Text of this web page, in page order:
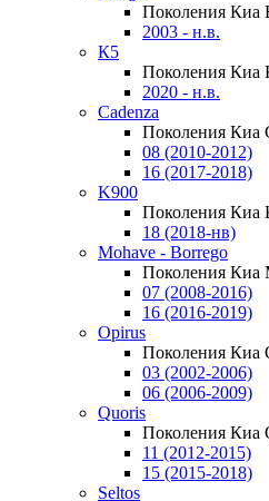
Поколения Киа
2003 - н.в.
К5
Поколения Киа
2020 - н.в.
Cadenza
Поколения Киа
08 (2010-2012)
16 (2017-2018)
K900
Поколения Киа
18 (2018-нв)
Mohave - Borrego
Поколения Киа
07 (2008-2016)
16 (2016-2019)
Opirus
Поколения Киа
03 (2002-2006)
06 (2006-2009)
Quoris
Поколения Киа
11 (2012-2015)
15 (2015-2018)
Seltos